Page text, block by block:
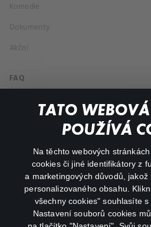
TATO
POUŽÍVÁ
Na těchto webových
cookies či jiné identifikátory z
a marketingových důvodů,
personalizovaného obsahu.
všechny cookies" souhlasíte
Nastavení souborů cookies
Komedie
Dokumenty
Akční
FAQ
Můj účet
Důležité odkazy
facebook